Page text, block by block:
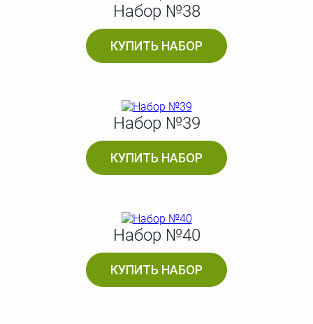
Набор №38
КУПИТЬ НАБОР
Набор №39
КУПИТЬ НАБОР
Набор №40
КУПИТЬ НАБОР